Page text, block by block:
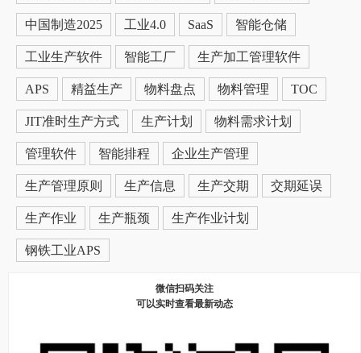
中国制造2025 工业4.0 SaaS 智能仓储
工业生产软件 智能工厂 生产加工管理软件
APS 精益生产 物料盘点 物料管理 TOC
JIT准时生产方式 生产计划 物料需求计划
管理软件 智能排程 企业生产管理
生产管理原则 生产信息 生产交期 交期延误
生产作业 生产瓶颈 生产作业计划
钢铁工业APS
微信扫码关注
可以实时查看最新动态